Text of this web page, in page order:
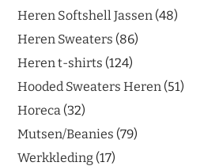
Heren Softshell Jassen 48
Heren Sweaters 86
Heren t-shirts 124
Hooded Sweaters Heren 51
Horeca 32
Mutsen/Beanies 79
Werkkleding 17